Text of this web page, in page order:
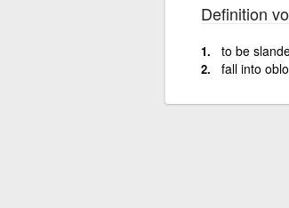
Definition
to be
fall into